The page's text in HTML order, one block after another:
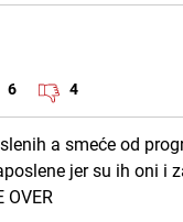
6 4
a smeće od
jer su ih oni i
OVER